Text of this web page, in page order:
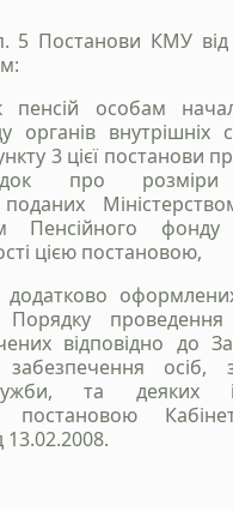
5 Постанови КМУ
пенсій особам
органів внутрішніх
3 цієї постанови
про розміри
Пенсійного
цією постановою,
додатково
Порядку проведення
відповідно до
осіб,
та деяких
постановою
13.02.2008.